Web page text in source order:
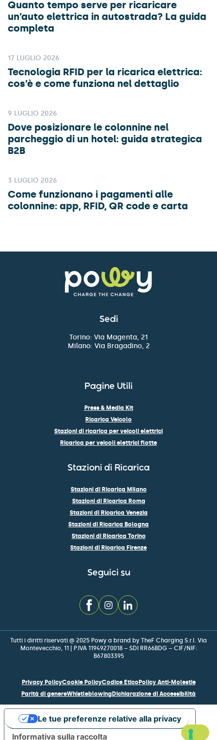
Quanto tempo serve per ricaricare
un’auto elettrica in autostrada? La guida
completa
17 LUGLIO 2026
Tecnologia RFID per la ricarica elettrica:
cos’è e come funziona nel dettaglio
9 LUGLIO 2026
Dove posizionare le colonnine nel
parcheggio di un hotel: guida strategica
B2B
3 LUGLIO 2026
Come funzionano i pagamenti alle
colonnine: app, RFID, QR code e carta
Sedi
Torino: Via Magenta, 21
Milano: Via Bragadino, 2
Pagine Utili
Press & Media Kit
Ricarica Veicolo
Stazioni di ricarica per veicoli elettrici
Ricarica per veicoli elettrici flotte
Stazioni di Ricarica
Stazioni di Ricarica Milano
Stazioni di Ricarica Roma
Stazioni di Ricarica Venezia
Stazioni di Ricarica Bologna
Stazioni di Ricarica Torino
Stazioni di Ricarica Firenze
Seguici su
Tutti i diritti riservati @ 2025 Powy a brand by TheF Charging S.r.l. Via
Montevecchio, 11 | P.IVA 11949270018 – SDI RR66BDG – CIF/NIF:
B67803395
Privacy PolicyCookie PolicyCodice EticoPolicy Anti-Molestie
Parità di genereWhistleblowing Dichiarazione di Accessibilità
Informativa sulla raccolta
Le tue preferenze relative alla privacy